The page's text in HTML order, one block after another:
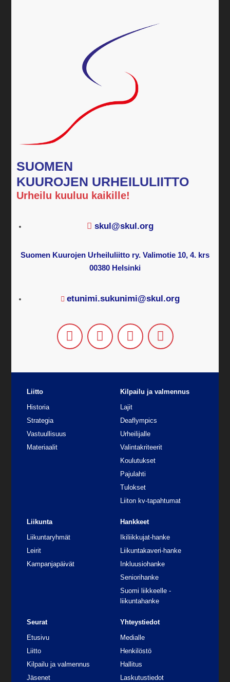
SUOMEN
KUUROJEN URHEILULIITTO
Urheilu kuuluu kaikille!
skul@skul.org
Suomen Kuurojen Urheiluliitto ry. Valimotie 10, 4. krs
00380 Helsinki
etunimi.sukunimi@skul.org
Liitto
Historia
Strategia
Vastuullisuus
Materiaalit
Kilpailu ja valmennus
Lajit
Deaflympics
Urheilijalle
Valintakriteerit
Koulutukset
Pajulahti
Tulokset
Liiton kv-tapahtumat
Liikunta
Liikuntaryhmät
Leirit
Kampanjapäivät
Hankkeet
Ikiliikkujat-hanke
Liikuntakaveri-hanke
Inkluusiohanke
Seniorihanke
Suomi liikkeelle -
liikuntahanke
Seurat
Etusivu
Liitto
Kilpailu ja valmennus
Jäsenet
Yhteystiedot
Medialle
Henkilöstö
Hallitus
Laskutustiedot